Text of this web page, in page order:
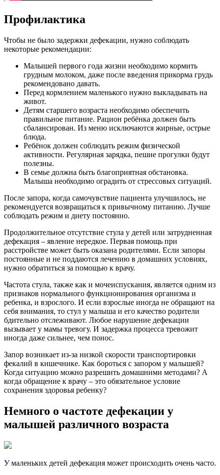
Профилактика
Чтобы не было задержки дефекации, нужно соблюдать
некоторые рекомендации:
Малышей первого года жизни необходимо кормить
грудным молоком, даже после введения прикорма грудь
рекомендовано давать.
Перед кормлением маленького нужно выкладывать на
живот.
Детям старшего возраста необходимо обеспечить
правильное питание. Рацион ребёнка должен быть
сбалансирован. Из меню исключаются жирные, острые
блюда.
Ребёнок должен соблюдать режим физической
активности. Регулярная зарядка, пешие прогулки будут
полезны.
В семье должна быть благоприятная обстановка.
Малыша необходимо оградить от стрессовых ситуаций.
После запора, когда самочувствие пациента улучшилось, не
рекомендуется возвращаться к привычному питанию. Лучше
соблюдать режим и диету постоянно.
Продолжительное отсутствие стула у детей или затрудненная
дефекация – явление нередкое. Первая помощь при
расстройстве может быть оказана родителями. Если запоры
постоянные и не поддаются лечению в домашних условиях,
нужно обратиться за помощью к врачу.
Частота стула, также как и мочеиспускания, является одним из
признаков нормального функционирования организма и
ребенка, и взрослого. И если взрослые иногда не обращают на
себя внимания, то стул у малыша и его качество родители
бдительно отслеживают. Любое нарушение дефекации
вызывает у мамы тревогу. И задержка процесса тревожит
иногда даже сильнее, чем понос.
Запор возникает из-за низкой скорости транспортировки
фекалий в кишечнике. Как бороться с запором у малышей?
Когда ситуацию можно разрешить домашними методами? А
когда обращение к врачу – это обязательное условие
сохранения здоровья ребенку?
Немного о частоте дефекации у
малышей различного возраста
У маленьких детей дефекация может происходить очень часто.